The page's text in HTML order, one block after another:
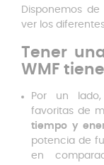
Disponemos de
ver los
Tener
WMF
Por un
favoritas de
tiempo y
potencia de
en